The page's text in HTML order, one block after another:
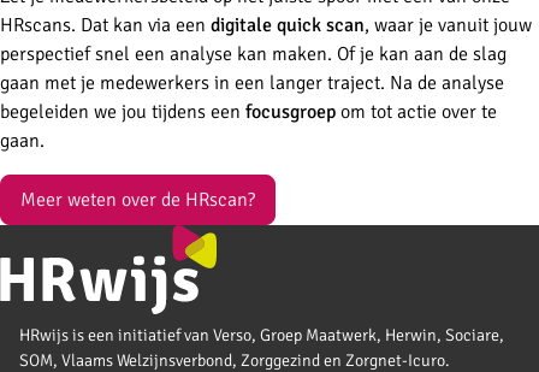
HRscans. Dat kan via een digitale quick scan, waar je vanuit jouw
perspectief snel een analyse kan maken. Of je kan aan de slag
gaan met je medewerkers in een langer traject. Na de analyse
begeleiden we jou tijdens een focusgroep om tot actie over te
gaan.
Meer weten over de HRscan?
HRwijs is een initiatief van Verso, Groep Maatwerk, Herwin, Sociare,
SOM, Vlaams Welzijnsverbond, Zorggezind en Zorgnet-Icuro.